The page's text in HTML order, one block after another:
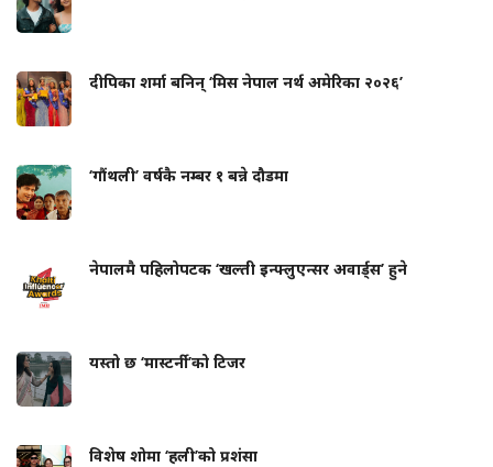
दीपिका शर्मा बनिन् ‘मिस नेपाल नर्थ अमेरिका २०२६’
‘गौंथली’ वर्षकै नम्बर १ बन्ने दौडमा
नेपालमै पहिलोपटक ‘खल्ती इन्फ्लुएन्सर अवार्ड्स’ हुने
यस्तो छ ‘मास्टर्नी’को टिजर
विशेष शोमा ‘हली’को प्रशंसा